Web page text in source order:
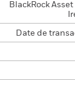
BlackRock
Date de